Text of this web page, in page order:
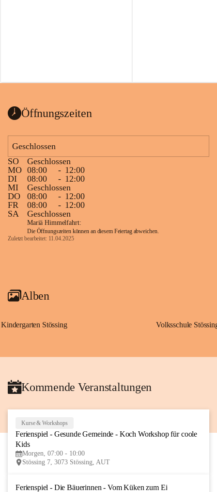
Öffnungszeiten
Geschlossen
SO
Geschlossen
MO 08:00 - 12:00
DI
08:00 - 12:00
MI
Geschlossen
DO
08:00 - 12:00
FR
08:00 - 12:00
SA
Geschlossen
Mariä Himmelfahrt:
Die Öffnungszeiten können an diesem Feiertag abweichen.
Zuletzt bearbeitet: 11.04.2025
Alben
Kindergarten Stössing Volksschule
Kommende Veranstaltungen
AUG
Kurse & Workshops
Ferienspiel - Gesunde Gemeinde - Koch Workshop für coole
Kids
Morgen, 07:00 - 10:00
Stössing 7, 3073 Stössing, AUT
Ferienspiel - Die Bäuerinnen - Vom Küken zum Ei